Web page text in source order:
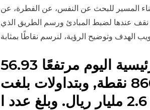
المسير للبحث عن النفس، عن الفطرة، عن
نقف عندها لضبط المبادئ ورسم الطريق الذي
الهدف وتوضيح الرؤية، لنرسم نقاطًا بمثابة
أغلق مؤشر الأسهم السعودية الرئيسية اليوم مرتفعًا 56.93
نقطة ليقفل عند مستوى 8600.32 نقطة, وبتداولات بلغت